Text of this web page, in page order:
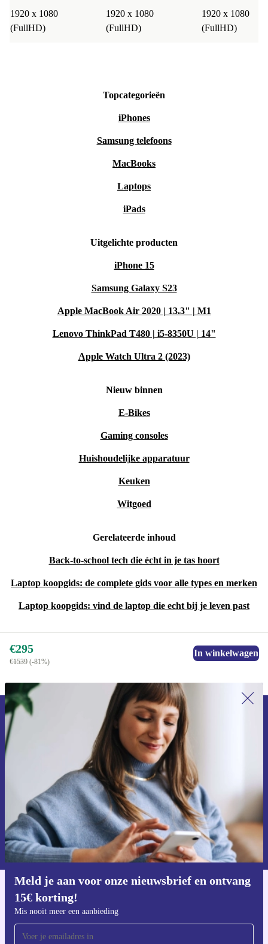
1920 x 1080
(FullHD)
1920 x 1080
(FullHD)
1920 x 1080
(FullHD)
Topcategorieën
iPhones
Samsung telefoons
MacBooks
Laptops
iPads
Uitgelichte producten
iPhone 15
Samsung Galaxy S23
Apple MacBook Air 2020 | 13.3" | M1
Lenovo ThinkPad T480 | i5-8350U | 14"
Apple Watch Ultra 2 (2023)
Nieuw binnen
E-Bikes
Gaming consoles
Huishoudelijke apparatuur
Keuken
Witgoed
Gerelateerde inhoud
Back-to-school tech die écht in je tas hoort
Laptop koopgids: de complete gids voor alle types en merken
Laptop koopgids: vind de laptop die echt bij je leven past
€295
€1539 (-81%)
In winkelwagen
Meld je aan voor onze nieuwsbrief en ontvang
15€ korting!
Mis nooit meer een aanbieding
Meld je aan voor onze nieuwsbrief en
ontvang €15 korting!
Mis nooit meer een aanbieding.
Voucher aanvragen
Informatie over het gebruik van persoonsgegevens vind je in ons
privacybeleid.
Voor iOS en Android